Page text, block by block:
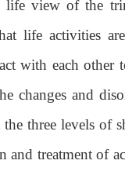
view of the
life activities
with each
changes and
the three levels of
and treatment of